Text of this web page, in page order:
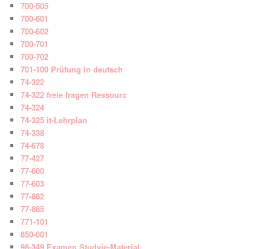
700-505
700-601
700-602
700-701
700-702
701-100 Prüfung in deutsch
74-322
74-322 freie fragen Ressourc
74-324
74-325 it-Lehrplan
74-338
74-678
77-427
77-600
77-603
77-882
77-885
771-101
850-001